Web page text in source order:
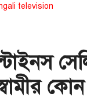
television